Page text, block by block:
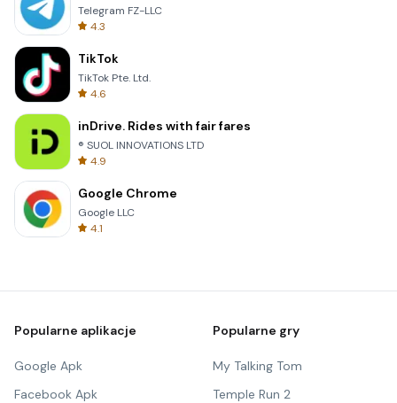
Telegram FZ-LLC
4.3
TikTok
TikTok Pte. Ltd.
4.6
inDrive. Rides with fair fares
® SUOL INNOVATIONS LTD
4.9
Google Chrome
Google LLC
4.1
Popularne aplikacje
Google Apk
Facebook Apk
Popularne gry
My Talking Tom
Temple Run 2